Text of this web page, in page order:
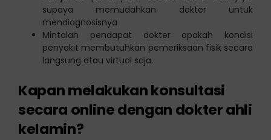
supaya memudahkan dokter untuk
mendiagnosisnya
Mintalah pendapat dokter apakah kondisi
penyakit membutuhkan pemeriksaan fisik secara
langsung atau virtual saja.
Kapan melakukan konsultasi
secara online dengan dokter ahli
kelamin?